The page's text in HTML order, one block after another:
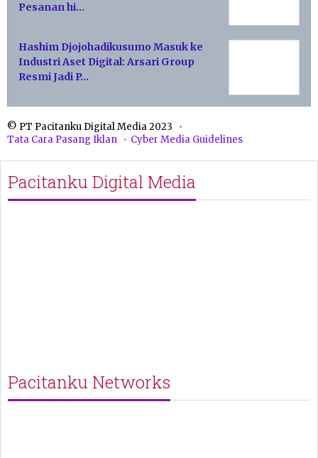
Pesanan hi…
Hashim Djojohadikusumo Masuk ke
Industri Aset Digital: Arsari Group
Resmi Jadi P…
© PT Pacitanku Digital Media 2023
Tata Cara Pasang Iklan
Cyber Media Guidelines
Pacitanku Digital Media
Pacitanku Networks